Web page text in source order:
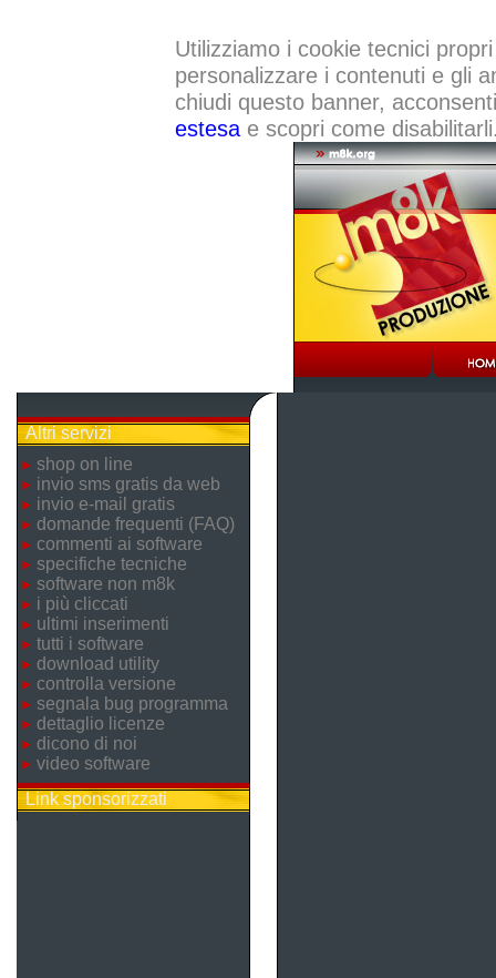
Utilizziamo i cookie tecnici
personalizzare i contenuti e gli
chiudi questo banner,
estesae scopri come
Altri servizi
shop on line
invio sms gratis da web
invio e-mail gratis
domande frequenti (FAQ)
commenti ai software
specifiche tecniche
software non m8k
i più cliccati
ultimi inserimenti
tutti i software
download utility
controlla versione
segnala bug programma
dettaglio licenze
dicono di noi
video software
Link sponsorizzati